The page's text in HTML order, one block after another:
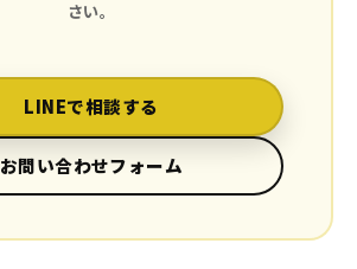
さい。
LINEで相談する
お問い合わせフォーム